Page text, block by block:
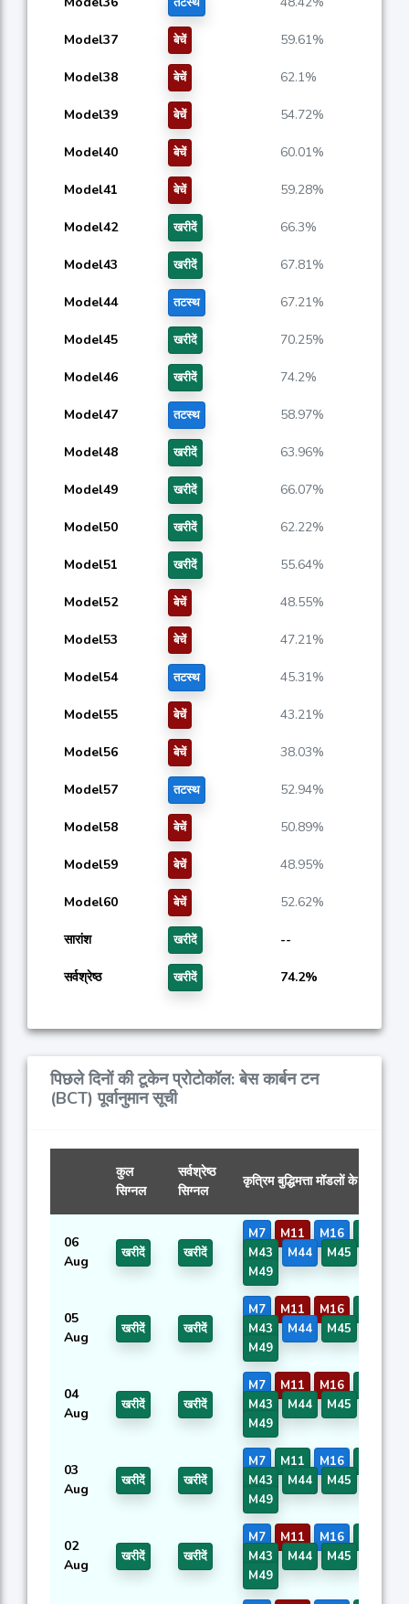
Model37 बेचें 59.61%
Model38 बेचें 62.1%
Model39 बेचें 54.72%
Model40 बेचें 60.01%
Model41 बेचें 59.28%
Model42 खरीदें 66.3%
Model43 खरीदें 67.81%
Model44 तटस्थ 67.21%
Model45 खरीदें 70.25%
Model46 खरीदें 74.2%
Model47 तटस्थ 58.97%
Model48 खरीदें 63.96%
Model49 खरीदें 66.07%
Model50 खरीदें 62.22%
Model51 खरीदें 55.64%
Model52 बेचें 48.55%
Model53 बेचें 47.21%
Model54 तटस्थ 45.31%
Model55 बेचें 43.21%
Model56 बेचें 38.03%
Model57 तटस्थ 52.94%
Model58 बेचें 50.89%
Model59 बेचें 48.95%
Model60 बेचें 52.62%
सारांश खरीदें --
सर्वश्रेष्ठ खरीदें 74.2%
पिछले दिनों की टूकेन प्रोटोकॉल: बेस कार्बन टन
(BCT) पूर्वानुमान सूची
कुल
सिग्नल
सर्वश्रेष्ठ
सिग्नल
कृत्रिम बुद्धिमत्ता मॉडलों के सिग्नल
06
Aug
खरीदें खरीदें
M7 M11 M16
M43
M44 M45
M49
05
Aug
खरीदें खरीदें
M7 M11 M16
M43
M44 M45
M49
04
Aug
खरीदें खरीदें
M7 M11 M16
M43
M44 M45
M49
03
Aug
खरीदें खरीदें
M7 M11 M16
M43
M44 M45
M49
02
Aug
खरीदें खरीदें
M7 M11 M16
M43
M44 M45
M49